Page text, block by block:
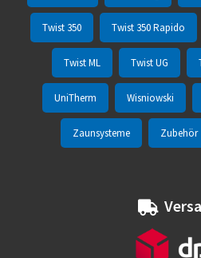
Twist 350 Twist 350 Rapido
Twist ML Twist UG
UniTherm Wisniowski
Zaunsysteme Zubehör